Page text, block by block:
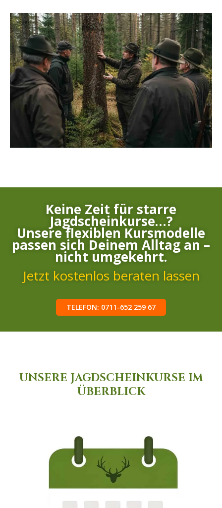
Keine Zeit für starre
Jagdscheinkurse…?
Unsere flexiblen Kursmodelle
passen sich Deinem Alltag an –
nicht umgekehrt.
Jetzt kostenlos beraten lassen
TELEFON: 0711-652 259 67
UNSERE JAGDSCHEINKURSE IM
ÜBERBLICK